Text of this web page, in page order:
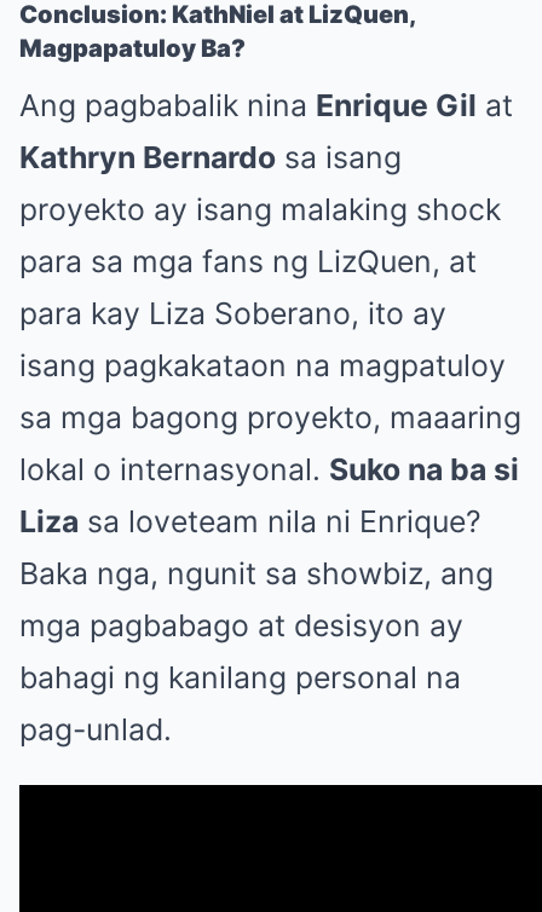
Conclusion: KathNiel at LizQuen,
Magpapatuloy Ba?
Ang pagbabalik nina Enrique Gil at
Kathryn Bernardo sa isang
proyekto ay isang malaking shock
para sa mga fans ng LizQuen, at
para kay Liza Soberano, ito ay
isang pagkakataon na magpatuloy
sa mga bagong proyekto, maaaring
lokal o internasyonal. Suko na ba si
Liza sa loveteam nila ni Enrique?
Baka nga, ngunit sa showbiz, ang
mga pagbabago at desisyon ay
bahagi ng kanilang personal na
pag-unlad.